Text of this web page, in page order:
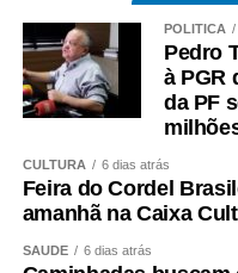
POLÍTICA
Pedro
à PGR
da PF
CULTURA 6 dias atrás
Feira do Cordel
amanhã na Caixa
SAÚDE 6 dias atrás